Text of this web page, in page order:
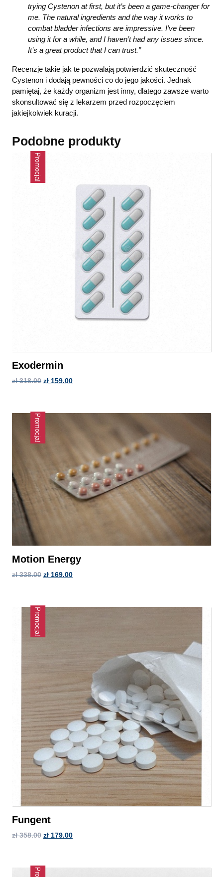
trying Cystenon at first, but it’s been a game-changer for
me. The natural ingredients and the way it works to
combat bladder infections are impressive. I’ve been
using it for a while, and I haven’t had any issues since.
It’s a great product that I can trust.”
Recenzje takie jak te pozwalają potwierdzić skuteczność
Cystenon i dodają pewności co do jego jakości. Jednak
pamiętaj, że każdy organizm jest inny, dlatego zawsze warto
skonsultować się z lekarzem przed rozpoczęciem
jakiejkolwiek kuracji.
Podobne produkty
Promocja!
Exodermin
zł318.00 zł 159.00
Promocja!
Motion Energy
zł338.00 zł 169.00
Promocja!
Fungent
zł358.00 zł 179.00